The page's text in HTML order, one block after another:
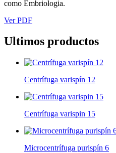
como Embriologia.
Ver PDF
Ultimos productos
Centrífuga varispín 12
Centrífuga varispin 15
Microcentrífuga purispín 6